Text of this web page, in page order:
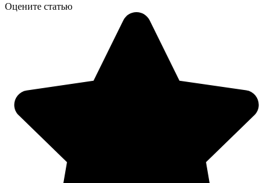
Оцените статью